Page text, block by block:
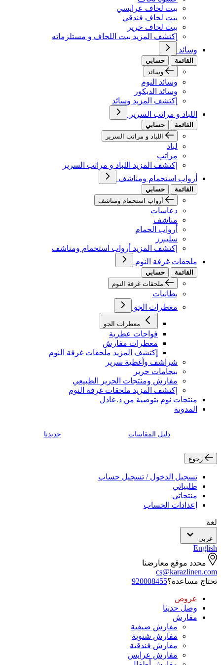
بيت لحاف عرايسي
بيت لحاف فندقي
بيت لحاف حرير
إكتشف المزيد بيت اللحاف و مستلزماته
وسائد
القائمة
حسابي
وسائد
وسائد النوم
وسائد الديكور
إكتشف المزيد وسائد
اللباد و مراتب السرير
القائمة
حسابي
اللباد و مراتب السرير
لباد
مراتب
إكتشف المزيد اللباد و مراتب السرير
أرواب استحمام ومناشف
القائمة
حسابي
أرواب استحمام ومناشف
دعاسات
مناشف
أرواب الحمام
سليبرز
إكتشف المزيد أرواب استحمام ومناشف
ملحقات غرفة النوم
القائمة
حسابي
ملحقات غرفة النوم
بطانيات
معطرات الجو
معطرات الجو
فواحات عطرية
معطرات مفارش
إكتشف المزيد ملحقات غرفة النوم
شراشف وأغطية سرير
بيجامات حرير
مفارش ومنتجات الحرير الطبيعي
إكتشف المزيد ملحقات غرفة النوم
منتجات نوم بتوصية من د.عادل
المدونة
دليل المقاسات جديدنا
رجوع
تسجيل الدخول / تسجيل حساب
طلبياتي
منتجاتي
إعدادات الحساب
لغة
عربي
English
محدد موقع معارضنا
cs@karazlinen.com
تحتاج مساعدة؟920008455
عروض
وصل حديثا
مفارش
مفارش صيفية
مفارش شتوية
مفارش فندقية
مفارش عرايس